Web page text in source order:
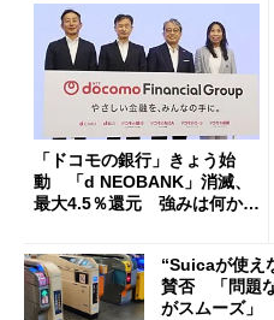
「ドコモの銀行」きょう始
動 「d NEOBANK」消滅、
最大4.5％還元 強みは何か解
“Suicaが使え
賛否 「問題
がスムーズ」